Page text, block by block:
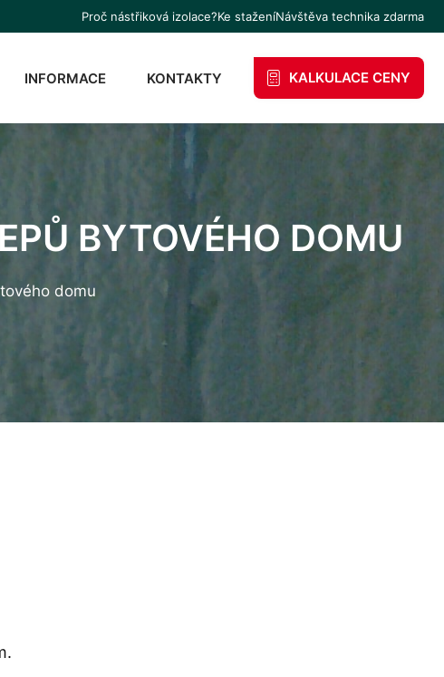
Proč nástřiková izolace?Ke staženíNávštěva technika zdarma
INFORMACE KONTAKTY KALKULACE CENY
BYTOVÉHO DOMU
domu